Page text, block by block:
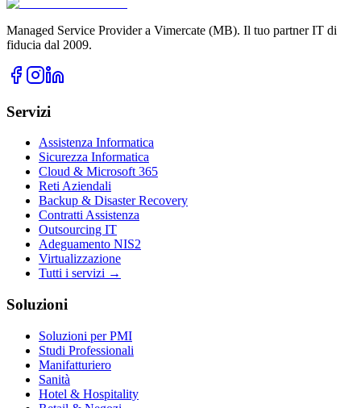
Managed Service Provider a Vimercate (MB). Il tuo partner IT di
fiducia dal 2009.
Servizi
Assistenza Informatica
Sicurezza Informatica
Cloud & Microsoft 365
Reti Aziendali
Backup & Disaster Recovery
Contratti Assistenza
Outsourcing IT
Adeguamento NIS2
Virtualizzazione
Tutti i servizi →
Soluzioni
Soluzioni per PMI
Studi Professionali
Manifatturiero
Sanità
Hotel & Hospitality